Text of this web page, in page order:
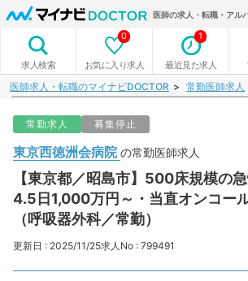
医師の求人・転職・アル
求人検索 お気に入り求人
0
最近見た求人
1
医師求人・転職のマイナビDOCTOR 常勤医師求人
常勤求人 募集停止
東京西徳洲会病院の常勤医師求人
【東京都／昭島市】500床規模の
4.5日1,000万円～・当直オンコー
（呼吸器外科／常勤）
更新日 : 2025/11/25求人No : 799491